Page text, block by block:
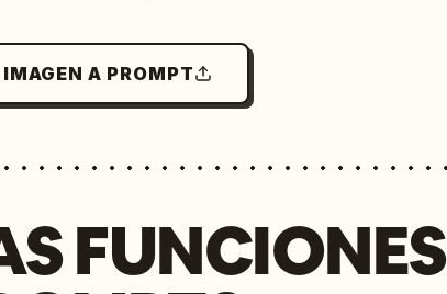
A PROMPT
FUNCIONES